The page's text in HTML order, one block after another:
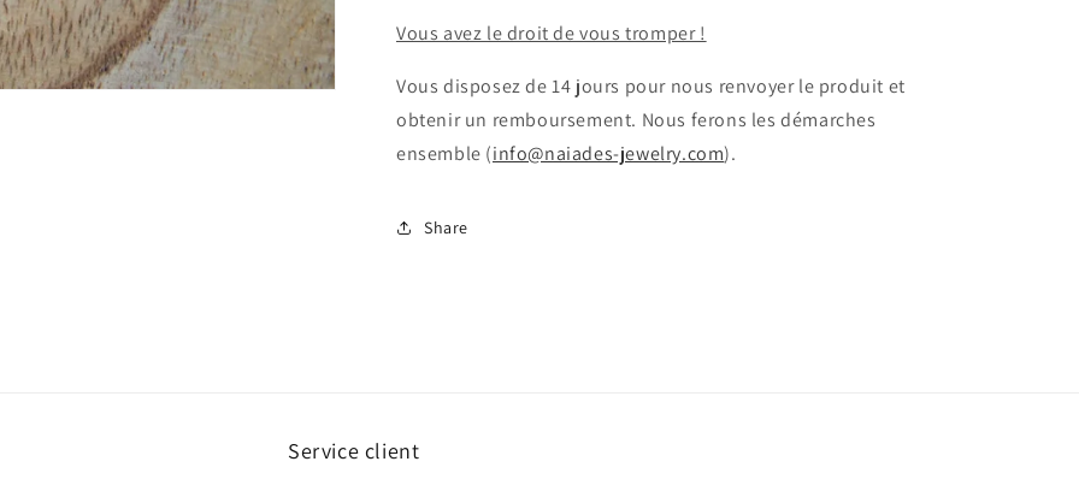
Vous avez le droit de vous tromper !
Vous disposez de 14 jours pour nous renvoyer le produit et
obtenir un remboursement. Nous ferons les démarches
ensemble (info@naiades-jewelry.com).
Share
Service client